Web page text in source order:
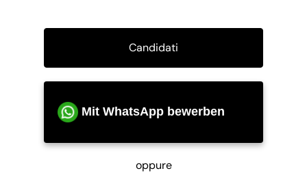
Candidati
Mit WhatsApp bewerben
oppure